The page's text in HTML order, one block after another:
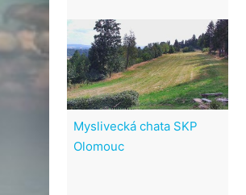
Myslivecká chata SKP
Olomouc